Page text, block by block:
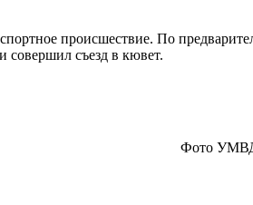
происшествие. По
совершил съезд в кювет.
Фото УМВД